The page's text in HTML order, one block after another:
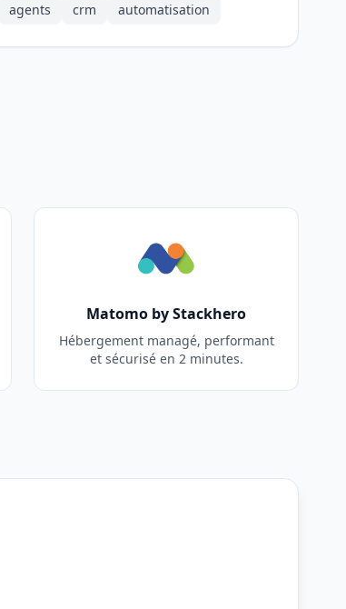
agents crm automatisation
Matomo by Stackhero
Hébergement managé, performant
et sécurisé en 2 minutes.